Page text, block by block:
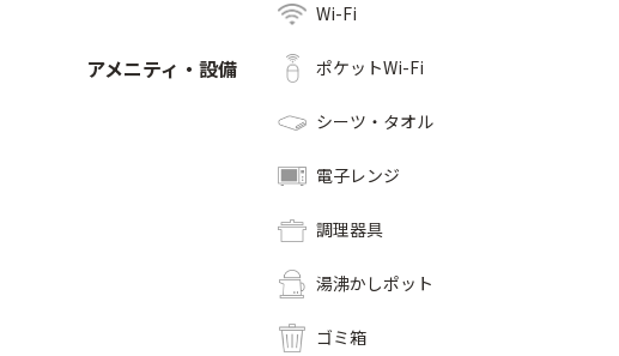
アメニティ・設備
Wi-Fi
ポケットWi-Fi
シーツ・タオル
電子レンジ
調理器具
湯沸かしポット
ゴミ箱